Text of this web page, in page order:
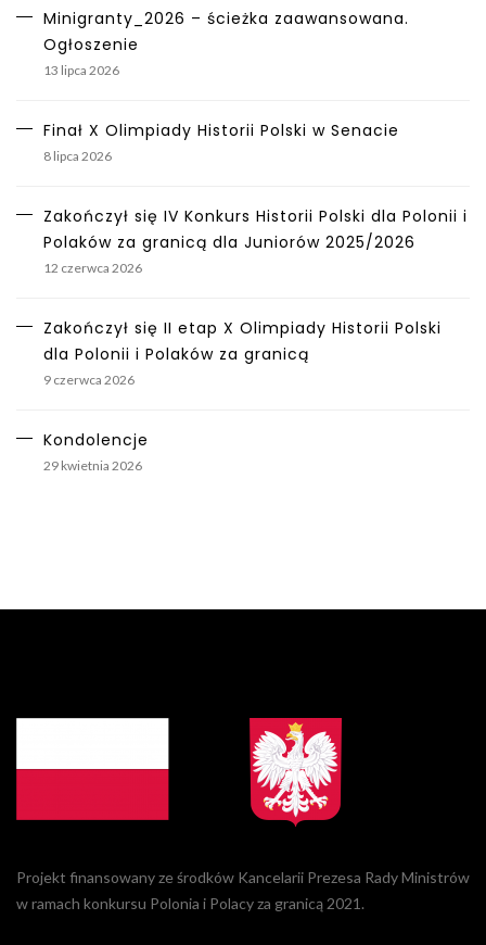
Minigranty_2026 – ścieżka zaawansowana.
Ogłoszenie
13 lipca 2026
Finał X Olimpiady Historii Polski w Senacie
8 lipca 2026
Zakończył się IV Konkurs Historii Polski dla Polonii i
Polaków za granicą dla Juniorów 2025/2026
12 czerwca 2026
Zakończył się II etap X Olimpiady Historii Polski
dla Polonii i Polaków za granicą
9 czerwca 2026
Kondolencje
29 kwietnia 2026
Projekt finansowany ze środków Kancelarii Prezesa Rady Ministrów
w ramach konkursu Polonia i Polacy za granicą 2021.